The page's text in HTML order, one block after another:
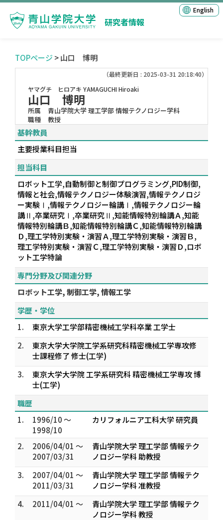
研究者情報
English
TOPページ > 山口 博明
（最終更新日 : 2025-03-31 20:18:40）
ヤマグチ ヒロアキ YAMAGUCHI Hiroaki
山口 博明
所属
青山学院大学 理工学部 情報テクノロジー学科
職種
教授
基幹教員
主要授業科目担当
担当科目
ロボット工学,自動制御と制御プログラミング,PID制御,
情報と社会,情報テクノロジー体験演習,情報テクノロジ
ー実験Ⅰ,情報テクノロジー輪講Ⅰ,情報テクノロジー輪
講Ⅱ,卒業研究Ⅰ,卒業研究Ⅱ,知能情報特別輪講Ａ,知能
情報特別輪講Ｂ,知能情報特別輪講Ｃ,知能情報特別輪講
Ｄ,理工学特別実験・演習Ａ,理工学特別実験・演習Ｂ,
理工学特別実験・演習Ｃ,理工学特別実験・演習Ｄ,ロボ
ット工学特論
専門分野及び関連分野
ロボット工学, 制御工学, 情報工学
学歴・学位
1.
東京大学工学部精密機械工学科卒業 工学士
2.
東京大学大学院工学系研究科精密機械工学専攻修
士課程修了 修士(工学)
3.
東京大学大学院 工学系研究科 精密機械工学専攻 博
士(工学)
職歴
1.
1996/10 ～
1998/10
カリフォルニア工科大学 研究員
2.
2006/04/01 ～
2007/03/31
青山学院大学 理工学部 情報テク
ノロジー学科 助教授
3.
2007/04/01 ～
2011/03/31
青山学院大学 理工学部 情報テク
ノロジー学科 准教授
4.
2011/04/01 ～
青山学院大学 理工学部 情報テク
ノロジー学科 教授